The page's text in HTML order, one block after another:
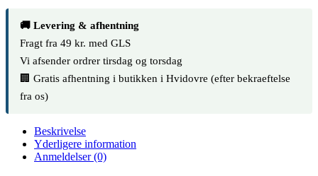
🚚 Levering & afhentning
Fragt fra 49 kr. med GLS
Vi afsender ordrer tirsdag og torsdag
🏢 Gratis afhentning i butikken i Hvidovre (efter bekraeftelse
fra os)
Beskrivelse
Yderligere information
Anmeldelser (0)